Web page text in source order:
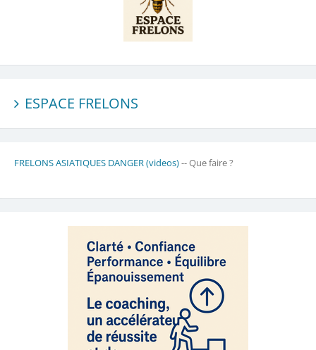
ESPACE FRELONS
FRELONS ASIATIQUES DANGER (videos)-- Que faire ?